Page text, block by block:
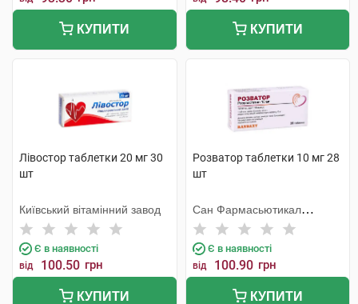
КУПИТИ КУПИТИ
Лівостор таблетки 20 мг 30
шт
Київський вітамінний завод
Є в наявності
від 100.50 грн
КУПИТИ
Розватор таблетки 10 мг 28
шт
Сан Фармасьютикал
Індастріз
Є в наявності
від 100.90 грн
КУПИТИ